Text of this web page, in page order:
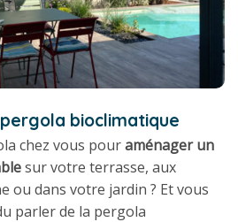
bioclimatique
chez vous pouraménager un
sur votre terrasse, aux
ou dans votre jardin ? Et vous
parler de la pergola